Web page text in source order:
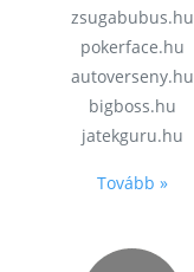
zsugabubus.hu
pokerface.hu
autoverseny.hu
bigboss.hu
jatekguru.hu
Tovább »